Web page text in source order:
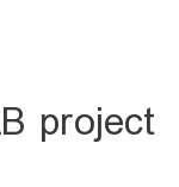
project